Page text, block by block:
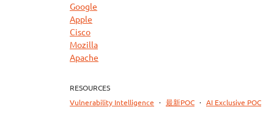
Google
Apple
Cisco
Mozilla
Apache
RESOURCES
Vulnerability Intelligence · 最新POC · AI Exclusive POC